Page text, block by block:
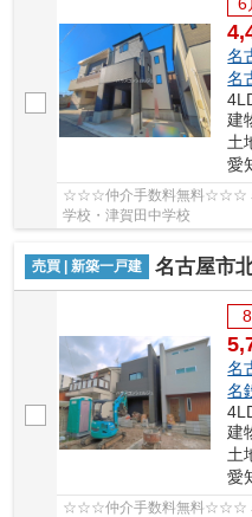
名
名
建
土
愛
☆☆☆仲介手数料無料☆☆☆ 名
学校・津賀田中学校
売買 | 新築一戸建 名古屋市北区清水３丁
名
名
建
土
愛
☆☆☆仲介手数料無料☆☆☆ 名